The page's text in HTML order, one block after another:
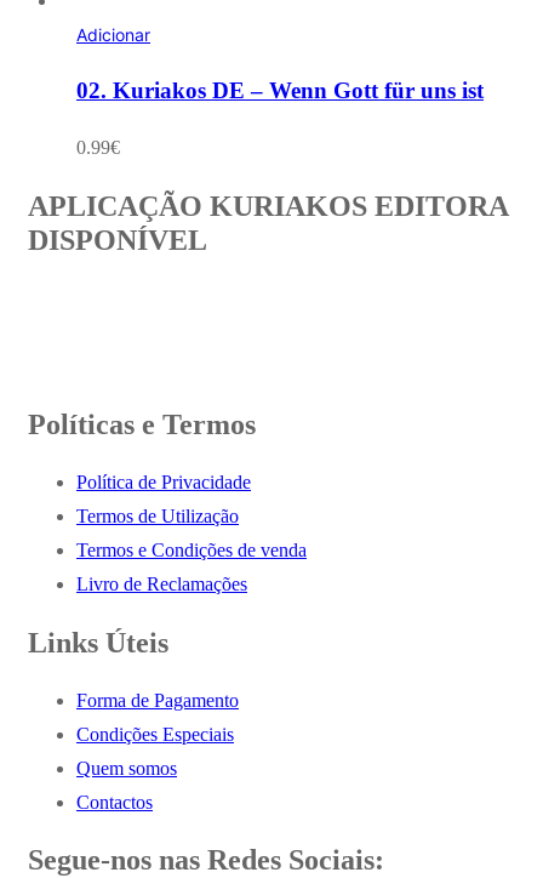
Adicionar
02. Kuriakos DE – Wenn Gott für uns ist
0.99€
APLICAÇÃO KURIAKOS EDITORA
DISPONÍVEL
Políticas e Termos
Política de Privacidade
Termos de Utilização
Termos e Condições de venda
Livro de Reclamações
Links Úteis
Forma de Pagamento
Condições Especiais
Quem somos
Contactos
Segue-nos nas Redes Sociais: